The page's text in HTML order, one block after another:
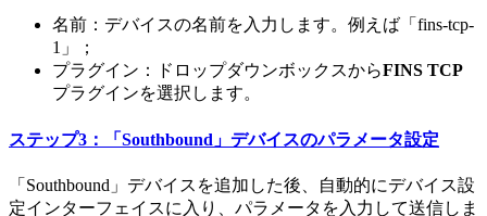
名前：デバイスの名前を入力します。例えば「fins-tcp-
1」；
プラグイン：ドロップダウンボックスからFINS TCP
プラグインを選択します。
ステップ3：「Southbound」デバイスのパラメータ設定
「Southbound」デバイスを追加した後、自動的にデバイス設
定インターフェイスに入り、パラメータを入力して送信しま